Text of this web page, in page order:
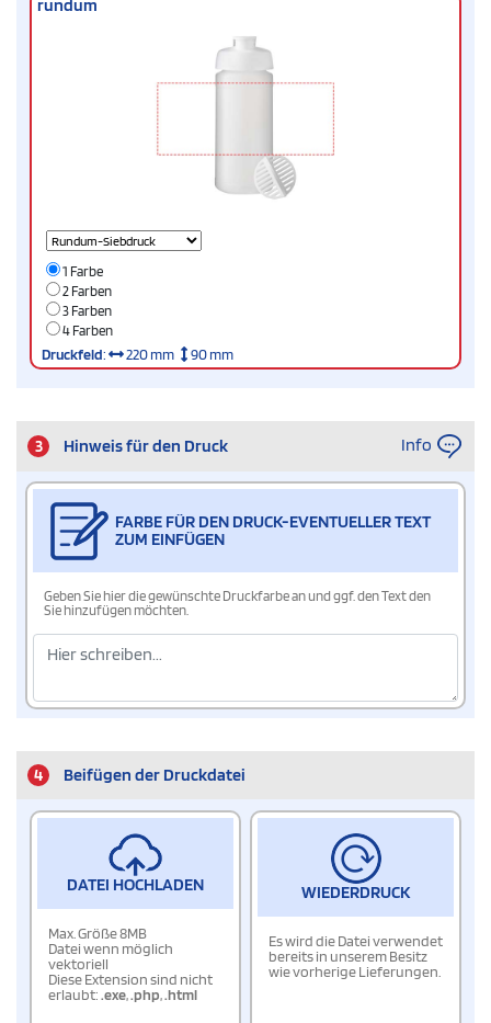
rundum
1 Farbe
2 Farben
3 Farben
4 Farben
Druckfeld: 220 mm 90 mm
3 Hinweis für den Druck Info
FARBE FÜR DEN DRUCK-EVENTUELLER TEXT
ZUM EINFÜGEN
Geben Sie hier die gewünschte Druckfarbe an und ggf. den Text den
Sie hinzufügen möchten.
4 Beifügen der Druckdatei
DATEI HOCHLADEN
Max. Größe 8MB
Datei wenn möglich
vektoriell
Diese Extension sind nicht
erlaubt:.exe,.php,.html
WIEDERDRUCK
Es wird die Datei verwendet
bereits in unserem Besitz
wie vorherige Lieferungen.